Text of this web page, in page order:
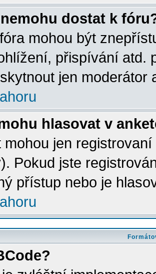
dostat k
mohou být
přispívání atd.
jen moderátor
hlasovat v
mohou jen
Pokud jste
přístup nebo je